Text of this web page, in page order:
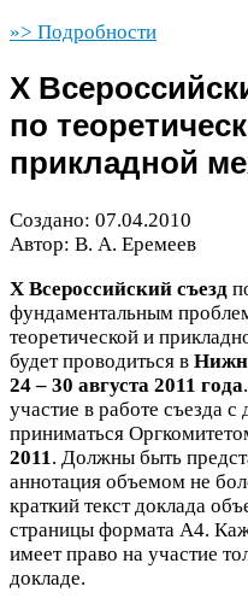
»> Подробности
X
по
прикладной
Создано: 07.04.2010
Автор: В. А. Еремеев
X Всероссийский съезд
фундаментальным
теоретической и
будет проводиться в
24– 30 августа 2011 года
участие в работе съезда с
приниматься
2011. Должны быть
аннотация объемом не
краткий текст доклада
страницы формата А4.
имеет право на участие
докладе.